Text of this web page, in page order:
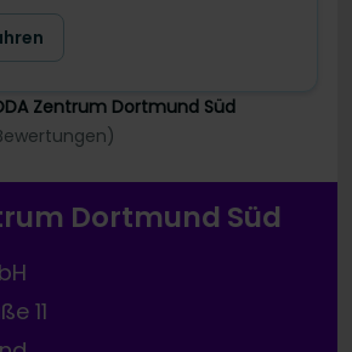
Zentrum Dortmund Süd
)
Dortmund Süd
11